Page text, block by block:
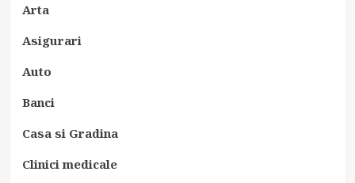
Arta
Asigurari
Auto
Banci
Casa si Gradina
Clinici medicale